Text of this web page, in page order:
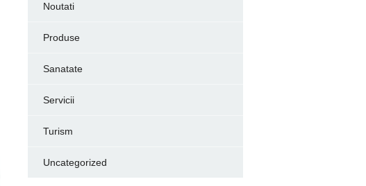
Noutati
Produse
Sanatate
Servicii
Turism
Uncategorized